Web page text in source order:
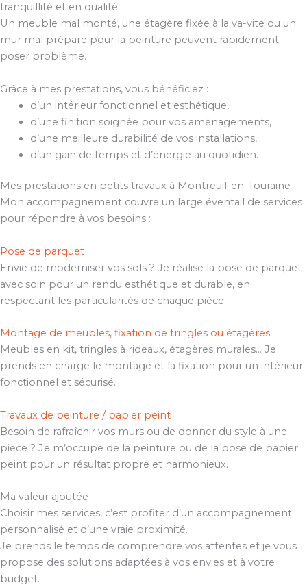
tranquillité et en qualité.
Un meuble mal monté, une étagère fixée à la va-vite ou un
mur mal préparé pour la peinture peuvent rapidement
poser problème.
Grâce à mes prestations, vous bénéficiez :
d’un intérieur fonctionnel et esthétique,
d’une finition soignée pour vos aménagements,
d’une meilleure durabilité de vos installations,
d’un gain de temps et d’énergie au quotidien.
Mes prestations en petits travaux à Montreuil-en-Touraine
Mon accompagnement couvre un large éventail de services
pour répondre à vos besoins :
Pose de parquet
Envie de moderniser vos sols ? Je réalise la pose de parquet
avec soin pour un rendu esthétique et durable, en
respectant les particularités de chaque pièce.
Montage de meubles, fixation de tringles ou étagères
Meubles en kit, tringles à rideaux, étagères murales… Je
prends en charge le montage et la fixation pour un intérieur
fonctionnel et sécurisé.
Travaux de peinture / papier peint
Besoin de rafraîchir vos murs ou de donner du style à une
pièce ? Je m’occupe de la peinture ou de la pose de papier
peint pour un résultat propre et harmonieux.
Ma valeur ajoutée
Choisir mes services, c’est profiter d’un accompagnement
personnalisé et d’une vraie proximité.
Je prends le temps de comprendre vos attentes et je vous
propose des solutions adaptées à vos envies et à votre
budget.